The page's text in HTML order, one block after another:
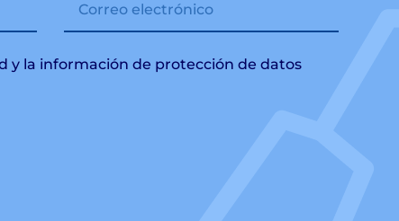
y la información de protección de datos